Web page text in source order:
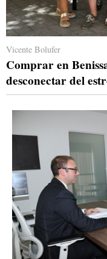
Vicente Bolufer
Comprar en
desconectar del